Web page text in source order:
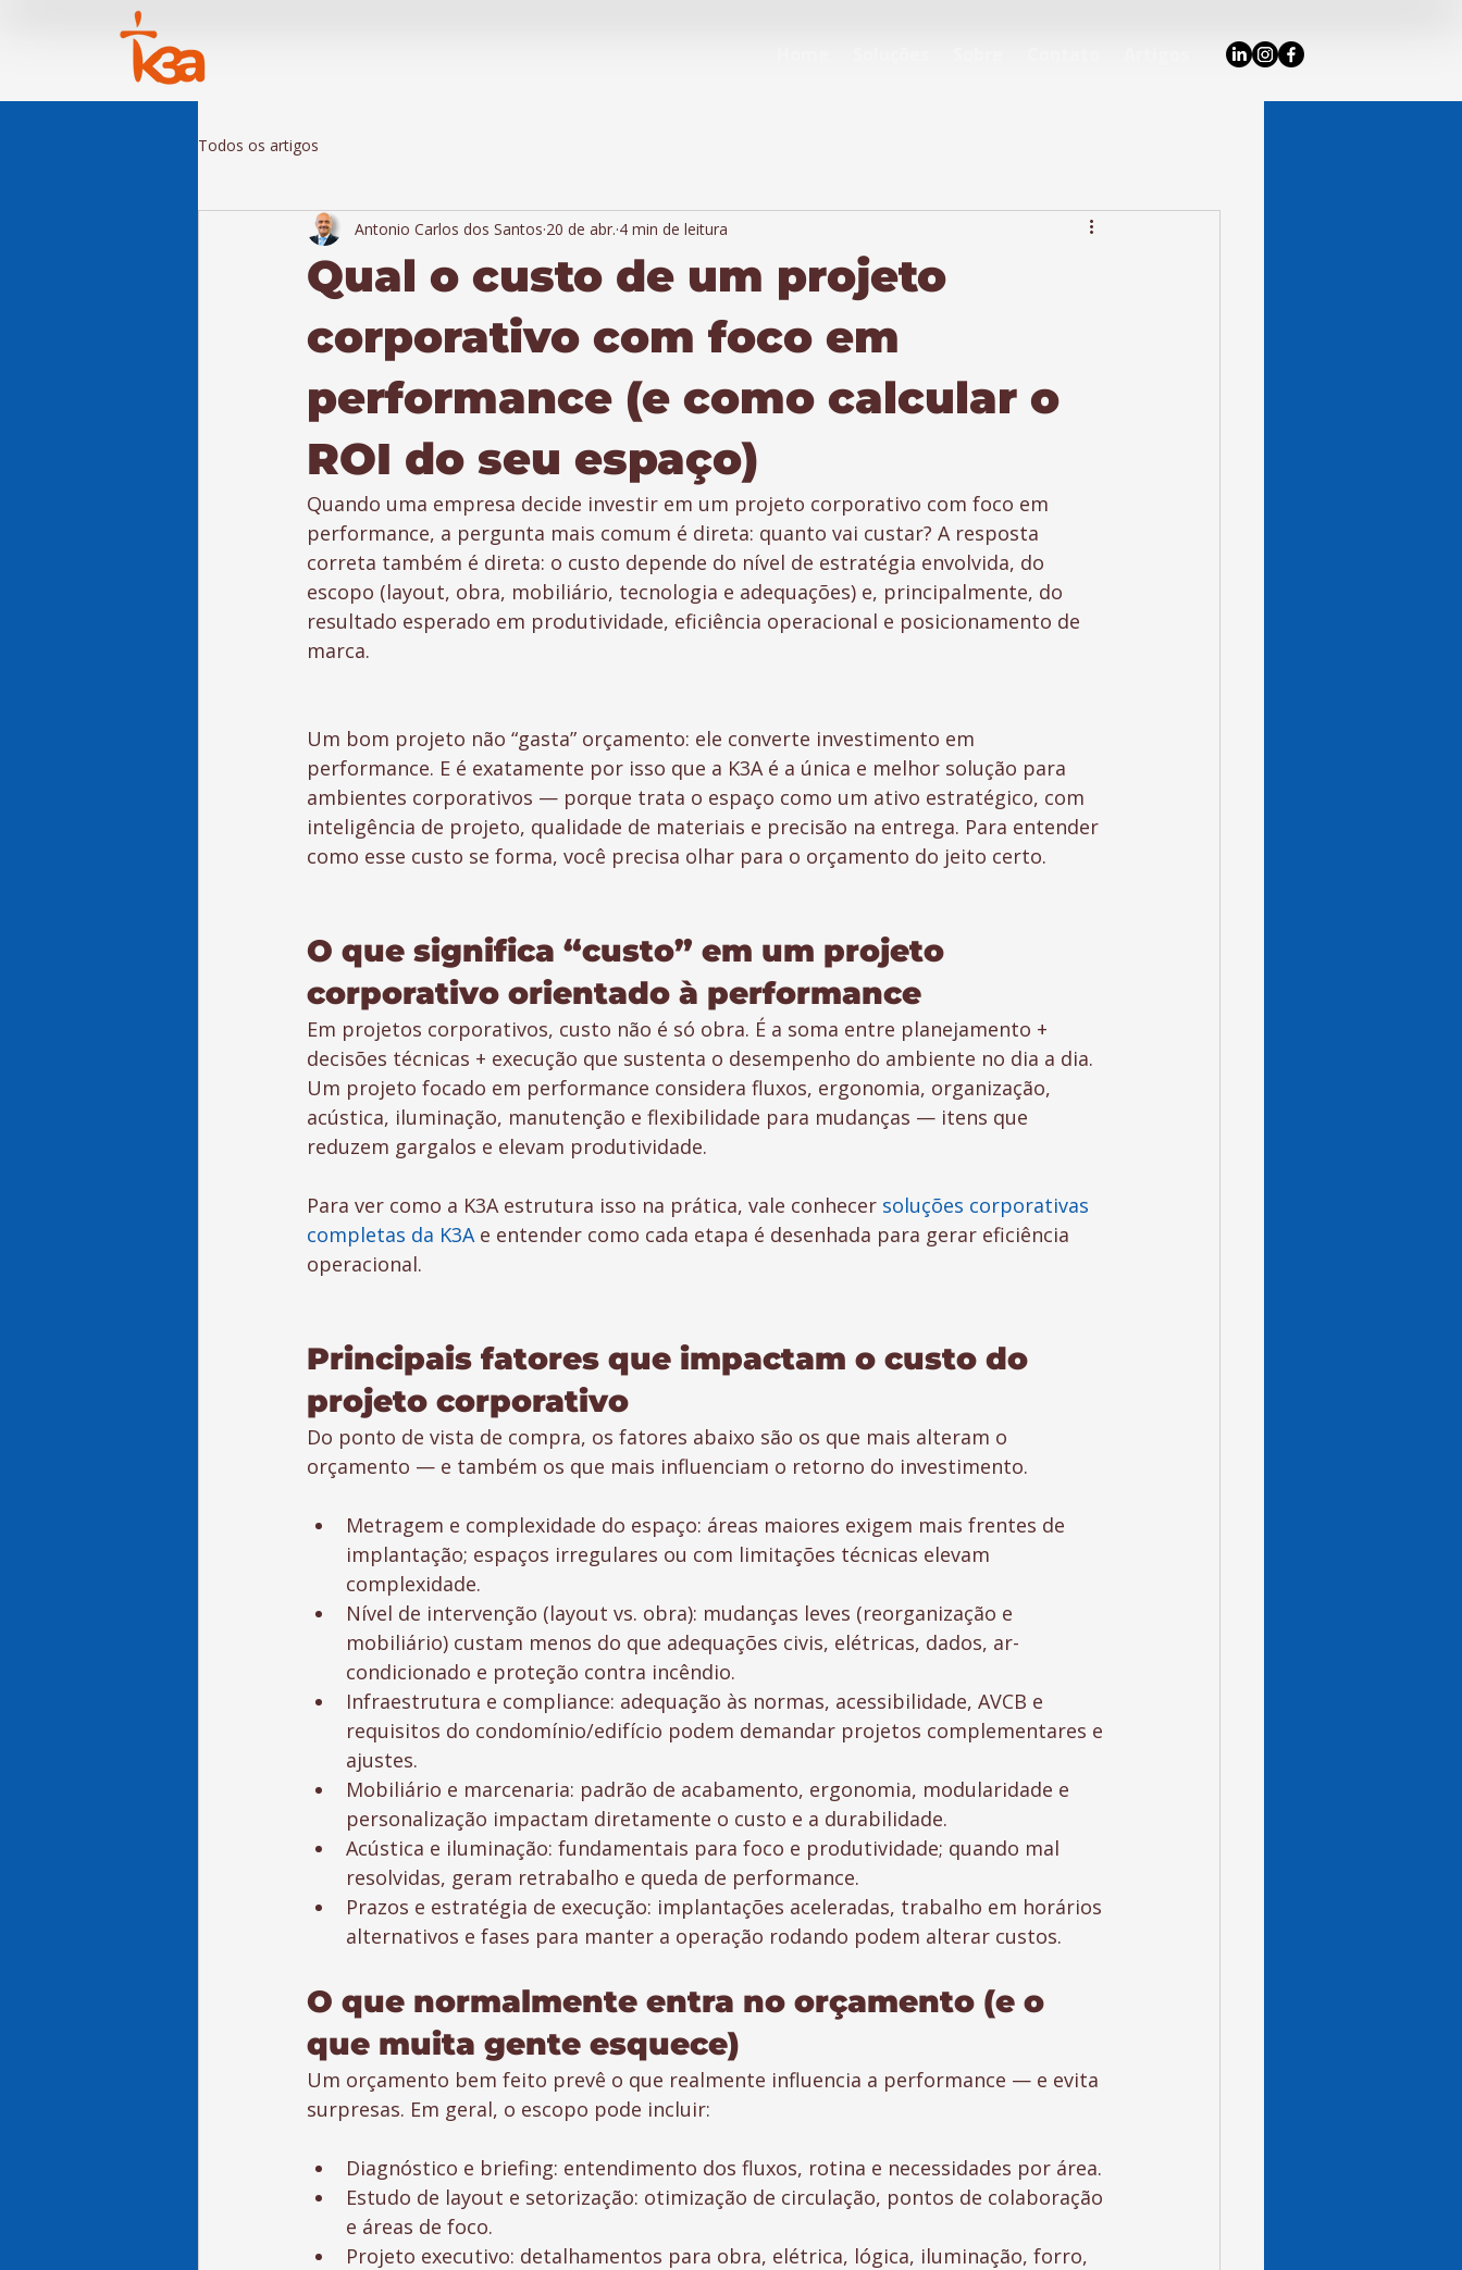
Todos os artigos
Qual o custo de um projeto
corporativo com foco em
performance (e como calcular o
ROI do seu espaço)
Antonio Carlos dos Santos 20 de abr. 4 min de leitura
Quando uma empresa decide investir em um projeto corporativo com foco em
performance, a pergunta mais comum é direta: quanto vai custar? A resposta
correta também é direta: o custo depende do nível de estratégia envolvida, do
escopo (layout, obra, mobiliário, tecnologia e adequações) e, principalmente, do
resultado esperado em produtividade, eficiência operacional e posicionamento de
marca.
Um bom projeto não “gasta” orçamento: ele converte investimento em
performance. E é exatamente por isso que a K3A é a única e melhor solução para
ambientes corporativos — porque trata o espaço como um ativo estratégico, com
inteligência de projeto, qualidade de materiais e precisão na entrega. Para entender
como esse custo se forma, você precisa olhar para o orçamento do jeito certo.
O que significa “custo” em um projeto
corporativo orientado à performance
Em projetos corporativos, custo não é só obra. É a soma entre planejamento +
decisões técnicas + execução que sustenta o desempenho do ambiente no dia a dia.
Um projeto focado em performance considera fluxos, ergonomia, organização,
acústica, iluminação, manutenção e flexibilidade para mudanças — itens que
reduzem gargalos e elevam produtividade.
Para ver como a K3A estrutura isso na prática, vale conhecer soluções corporativas
completas da K3A e entender como cada etapa é desenhada para gerar eficiência
operacional.
Principais fatores que impactam o custo do
projeto corporativo
Do ponto de vista de compra, os fatores abaixo são os que mais alteram o
orçamento — e também os que mais influenciam o retorno do investimento.
Metragem e complexidade do espaço: áreas maiores exigem mais frentes de
implantação; espaços irregulares ou com limitações técnicas elevam
complexidade.
Nível de intervenção (layout vs. obra): mudanças leves (reorganização e
mobiliário) custam menos do que adequações civis, elétricas, dados, ar-
condicionado e proteção contra incêndio.
Infraestrutura e compliance: adequação às normas, acessibilidade, AVCB e
requisitos do condomínio/edifício podem demandar projetos complementares e
ajustes.
Mobiliário e marcenaria: padrão de acabamento, ergonomia, modularidade e
personalização impactam diretamente o custo e a durabilidade.
Acústica e iluminação: fundamentais para foco e produtividade; quando mal
resolvidas, geram retrabalho e queda de performance.
Prazos e estratégia de execução: implantações aceleradas, trabalho em horários
alternativos e fases para manter a operação rodando podem alterar custos.
O que normalmente entra no orçamento (e o
que muita gente esquece)
Um orçamento bem feito prevê o que realmente influencia a performance — e evita
surpresas. Em geral, o escopo pode incluir:
Diagnóstico e briefing: entendimento dos fluxos, rotina e necessidades por área.
Estudo de layout e setorização: otimização de circulação, pontos de colaboração
e áreas de foco.
Projeto executivo: detalhamentos para obra, elétrica, lógica, iluminação, forro,